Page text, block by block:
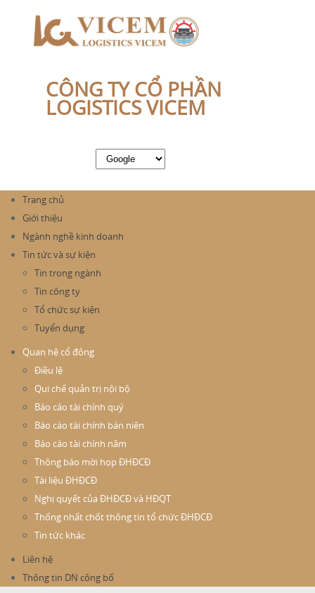
CÔNG TY CỔ PHẦN
LOGISTICS VICEM
Trang chủ
Giới thiệu
Ngành nghề kinh doanh
Tin tức và sự kiện
Tin trong ngành
Tin công ty
Tổ chức sự kiện
Tuyển dụng
Quan hệ cổ đông
Điều lệ
Qui chế quản trị nội bộ
Báo cáo tài chính quý
Báo cáo tài chính bán niên
Báo cáo tài chính năm
Thông báo mời họp ĐHĐCĐ
Tài liệu ĐHĐCĐ
Nghị quyết của ĐHĐCĐ và HĐQT
Thống nhất chốt thông tin tổ chức ĐHĐCĐ
Tin tức khác
Liên hệ
Thông tin DN công bố